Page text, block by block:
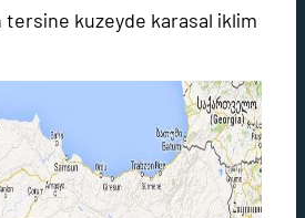
kuzeyde karasal iklim